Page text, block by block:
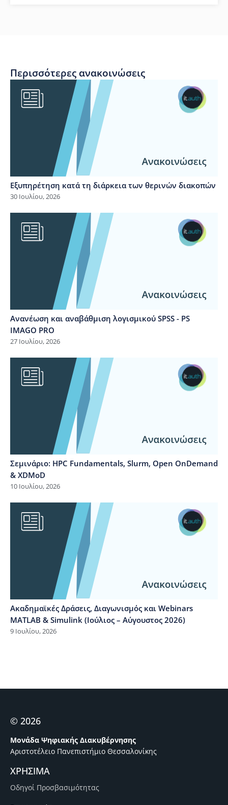
Περισσότερες ανακοινώσεις
Εξυπηρέτηση κατά τη διάρκεια των θερινών διακοπών
30 Ιουλίου, 2026
Ανανέωση και αναβάθμιση λογισμικού SPSS - PS
IMAGO PRO
27 Ιουλίου, 2026
Σεμινάριο: HPC Fundamentals, Slurm, Open OnDemand
& XDMoD
10 Ιουλίου, 2026
Ακαδημαϊκές Δράσεις, Διαγωνισμός και Webinars
MATLAB & Simulink (Ιούλιος – Αύγουστος 2026)
9 Ιουλίου, 2026
© 2026
Μονάδα Ψηφιακής Διακυβέρνησης
Αριστοτέλειο Πανεπιστήμιο Θεσσαλονίκης
ΧΡΗΣΙΜΑ
Οδηγοί Προσβασιμότητας